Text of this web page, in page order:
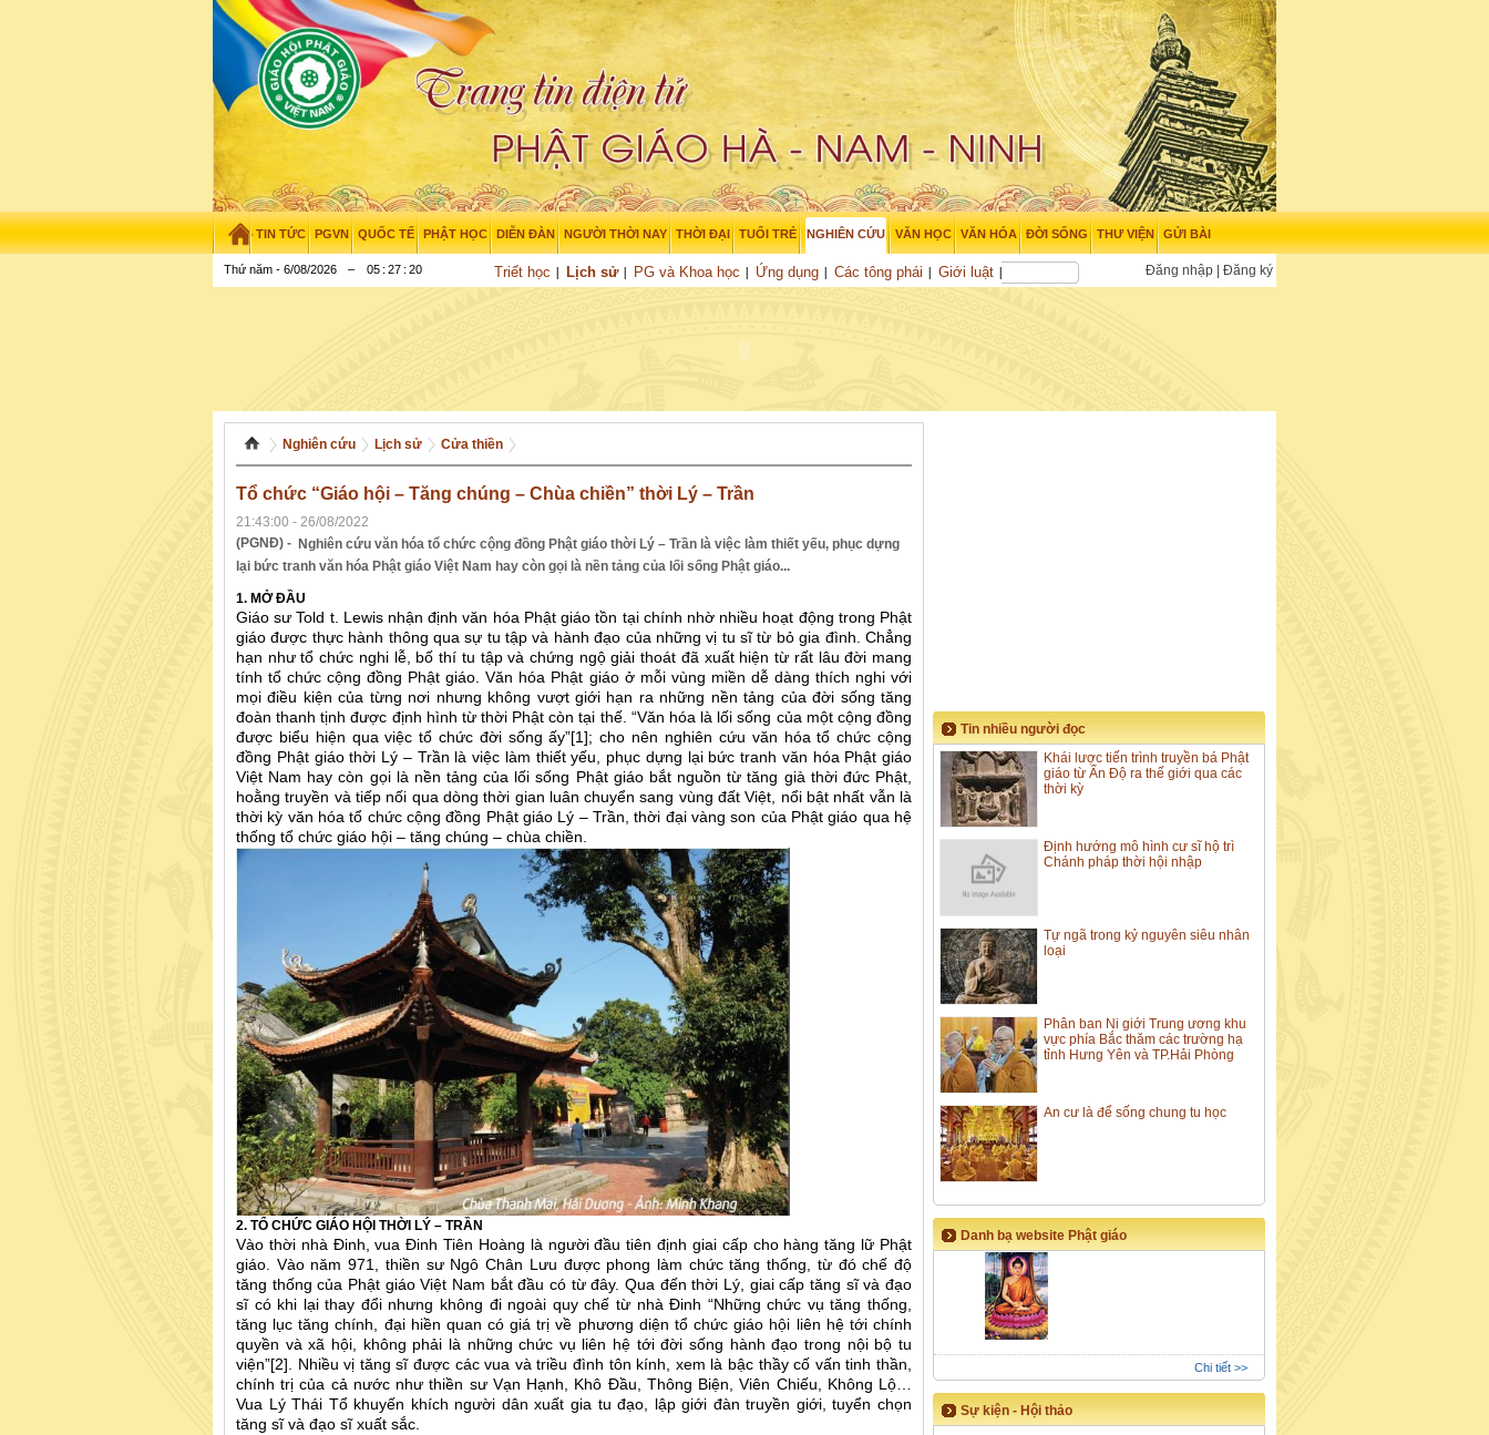
TIN TỨC PGVN QUỐC TẾ PHẬT HỌC DIỄN ĐÀN NGƯỜI THỜI NAY THỜI ĐẠI TUỔI TRẺ NGHIÊN CỨU
Triết học Lịch sử PG và Khoa học Ứng dụng Các tông phái Giới luật
VĂN HỌC VĂN HÓA ĐỜI SỐNG THƯ VIỆN GỬI BÀI
Thứ năm - 6/08/2026 – 05 : 27 : 21 Đăng nhập Đăng ký
Nghiên cứu Lịch sử Cửa thiền
Tổ chức “Giáo hội – Tăng chúng – Chùa chiền” thời Lý – Trần
21:43:00 - 26/08/2022
(PGNĐ) - Nghiên cứu văn hóa tổ chức cộng đồng Phật giáo thời Lý – Trần là việc làm thiết yếu, phục dựng
lại bức tranh văn hóa Phật giáo Việt Nam hay còn gọi là nền tảng của lối sống Phật giáo...
1. MỞ ĐẦU
Giáo sư Told t. Lewis nhận định văn hóa Phật giáo tồn tại chính nhờ nhiều hoạt động trong Phật
giáo được thực hành thông qua sự tu tập và hành đạo của những vị tu sĩ từ bỏ gia đình. Chẳng
hạn như tổ chức nghi lễ, bố thí tu tập và chứng ngộ giải thoát đã xuất hiện từ rất lâu đời mang
tính tổ chức cộng đồng Phật giáo. Văn hóa Phật giáo ở mỗi vùng miền dễ dàng thích nghi với
mọi điều kiện của từng nơi nhưng không vượt giới hạn ra những nền tảng của đời sống tăng
đoàn thanh tịnh được định hình từ thời Phật còn tại thế. “Văn hóa là lối sống của một cộng đồng
được biểu hiện qua việc tổ chức đời sống ấy”[1]; cho nên nghiên cứu văn hóa tổ chức cộng
đồng Phật giáo thời Lý – Trần là việc làm thiết yếu, phục dựng lại bức tranh văn hóa Phật giáo
Việt Nam hay còn gọi là nền tảng của lối sống Phật giáo bắt nguồn từ tăng già thời đức Phật,
hoằng truyền và tiếp nối qua dòng thời gian luân chuyển sang vùng đất Việt, nổi bật nhất vẫn là
thời kỳ văn hóa tổ chức cộng đồng Phật giáo Lý – Trần, thời đại vàng son của Phật giáo qua hệ
thống tổ chức giáo hội – tăng chúng – chùa chiền.
2. TỔ CHỨC GIÁO HỘI THỜI LÝ – TRẦN
Vào thời nhà Đinh, vua Đinh Tiên Hoàng là người đầu tiên định giai cấp cho hàng tăng lữ Phật
giáo. Vào năm 971, thiền sư Ngô Chân Lưu được phong làm chức tăng thống, từ đó chế độ
tăng thống của Phật giáo Việt Nam bắt đầu có từ đây. Qua đến thời Lý, giai cấp tăng sĩ và đạo
sĩ có khi lại thay đổi nhưng không đi ngoài quy chế từ nhà Đinh “Những chức vụ tăng thống,
tăng lục tăng chính, đại hiền quan có giá trị về phương diện tổ chức giáo hội liên hệ tới chính
quyền và xã hội, không phải là những chức vụ liên hệ tới đời sống hành đạo trong nội bộ tu
viện”[2]. Nhiều vị tăng sĩ được các vua và triều đình tôn kính, xem là bậc thầy cố vấn tinh thần,
chính trị của cả nước như thiền sư Vạn Hạnh, Khô Đầu, Thông Biện, Viên Chiếu, Không Lộ…
Vua Lý Thái Tổ khuyến khích người dân xuất gia tu đạo, lập giới đàn truyền giới, tuyển chọn
tăng sĩ và đạo sĩ xuất sắc.
Tin nhiều người đọc
Khái lược tiến trình truyền bá Phật
giáo từ Ấn Độ ra thế giới qua các
thời kỳ
Định hướng mô hình cư sĩ hộ trì
Chánh pháp thời hội nhập
Tự ngã trong kỷ nguyên siêu nhân
loại
Phân ban Ni giới Trung ương khu
vực phía Bắc thăm các trường hạ
tỉnh Hưng Yên và TP.Hải Phòng
An cư là để sống chung tu học
Danh bạ website Phật giáo
Chi tiết >>
Sự kiện - Hội thảo